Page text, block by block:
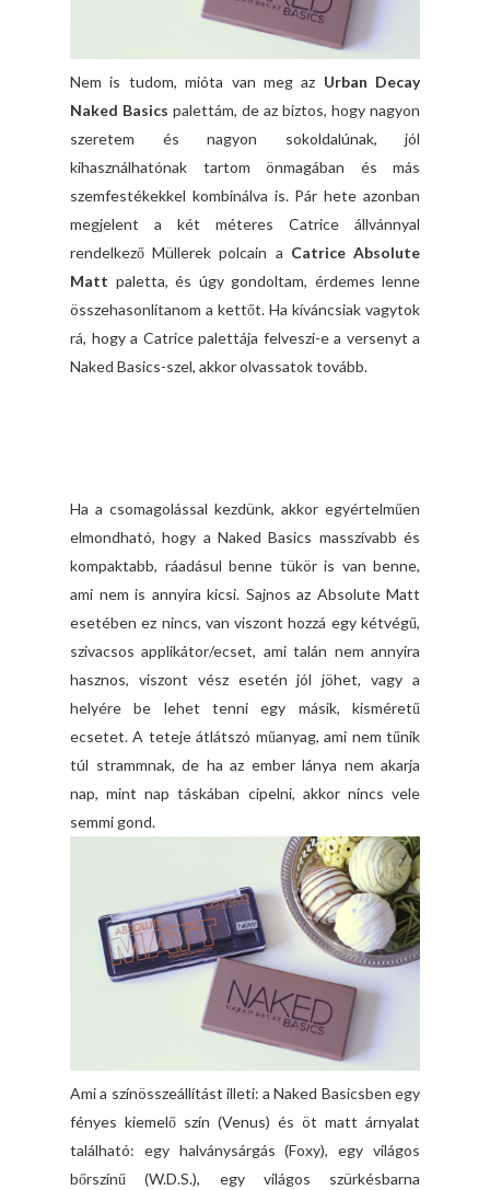
Nem is tudom, mióta van meg az Urban Decay
Naked Basics palettám, de az biztos, hogy nagyon
szeretem és nagyon sokoldalúnak, jól
kihasználhatónak tartom önmagában és más
szemfestékekkel kombinálva is. Pár hete azonban
megjelent a két méteres Catrice állvánnyal
rendelkező Müllerek polcain a Catrice Absolute
Matt paletta, és úgy gondoltam, érdemes lenne
összehasonlítanom a kettőt. Ha kíváncsiak vagytok
rá, hogy a Catrice palettája felveszi-e a versenyt a
Naked Basics-szel, akkor olvassatok tovább.
Ha a csomagolással kezdünk, akkor egyértelműen
elmondható, hogy a Naked Basics masszívabb és
kompaktabb, ráadásul benne tükör is van benne,
ami nem is annyira kicsi. Sajnos az Absolute Matt
esetében ez nincs, van viszont hozzá egy kétvégű,
szivacsos applikátor/ecset, ami talán nem annyira
hasznos, viszont vész esetén jól jöhet, vagy a
helyére be lehet tenni egy másik, kisméretű
ecsetet. A teteje átlátszó műanyag, ami nem tűnik
túl strammnak, de ha az ember lánya nem akarja
nap, mint nap táskában cipelni, akkor nincs vele
semmi gond.
Ami a színösszeállítást illeti: a Naked Basicsben egy
fényes kiemelő szín (Venus) és öt matt árnyalat
található: egy halványsárgás (Foxy), egy világos
bőrszínű (W.D.S.), egy világos szürkésbarna